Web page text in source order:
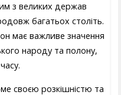
з великих держав
багатьох століть.
має важливе значення
народу та полону,
своєю розкішністю та